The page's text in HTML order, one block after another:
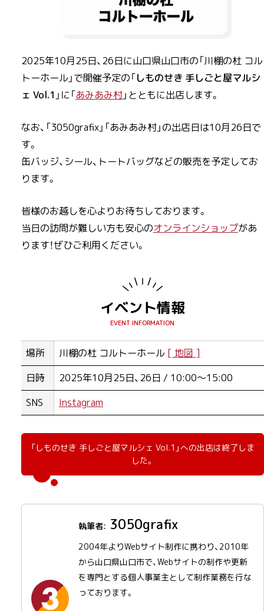
2025年10月25日、26日に山口県山口市の「川棚の杜 コル
トーホール」で開催予定の「しものせき 手しごと屋マルシ
ェ Vol.1 」に「あみあみ村」とともに出店します。
なお、「3050grafix」「あみあみ村」の出店日は10月26日で
す。
缶バッジ、シール、トートバッグなどの販売を予定してお
ります。
皆様のお越しを心よりお待ちしております。
当日の訪問が難しい方も安心のオンラインショップがあ
ります！ぜひご利用ください。
イベント情報
場所
川棚の杜 コルトーホール
日時
2025年10月25日、26日 / 10:00〜15:00
SNS
Instagram
「しものせき 手しごと屋マルシェ Vol.1」への出店は終了しま
した。
3050grafix
2004年よりWebサイト制作に携わり、2010年
から山口県山口市で、Webサイトの制作や更新
を専門とする個人事業主として制作業務を行な
っております。